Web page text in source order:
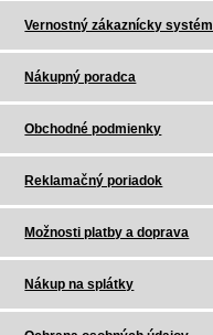
Vernostný zákaznícky systém
Nákupný poradca
Obchodné podmienky
Reklamačný poriadok
Možnosti platby a doprava
Nákup na splátky